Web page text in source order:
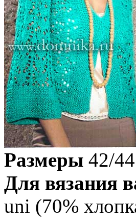
Размеры 42/
Для вязания
uni (70%